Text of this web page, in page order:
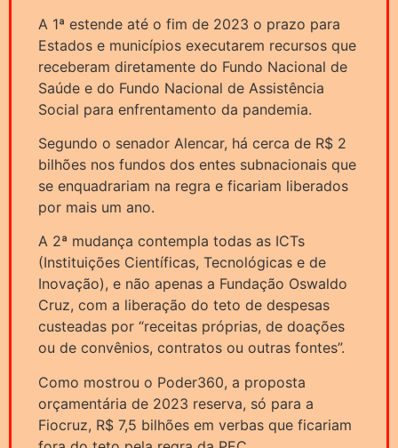
A 1ª estende até o fim de 2023 o prazo para
Estados e municípios executarem recursos que
receberam diretamente do Fundo Nacional de
Saúde e do Fundo Nacional de Assistência
Social para enfrentamento da pandemia.
Segundo o senador Alencar, há cerca de R$ 2
bilhões nos fundos dos entes subnacionais que
se enquadrariam na regra e ficariam liberados
por mais um ano.
A 2ª mudança contempla todas as ICTs
(Instituições Científicas, Tecnológicas e de
Inovação), e não apenas a Fundação Oswaldo
Cruz, com a liberação do teto de despesas
custeadas por “receitas próprias, de doações
ou de convênios, contratos ou outras fontes”.
Como mostrou o Poder360, a proposta
orçamentária de 2023 reserva, só para a
Fiocruz, R$ 7,5 bilhões em verbas que ficariam